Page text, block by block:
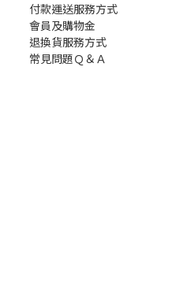
付款運送服務方式
會員及購物金
退換貨服務方式
常見問題Ｑ＆Ａ